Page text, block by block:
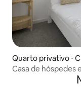
Quarto privativo ⋅
Casa de hóspedes
estacionamento